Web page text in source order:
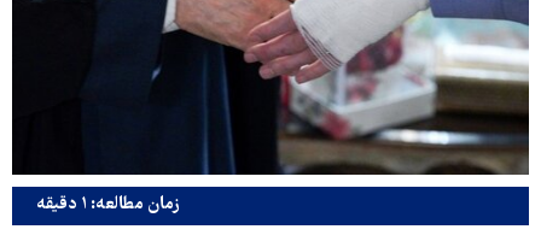
زمان مطالعه: ۱ دقیقه